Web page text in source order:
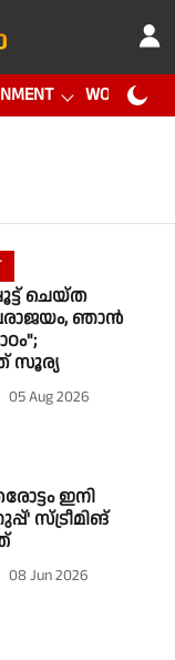
WORLD CUP
ചെയ്ത
ഞാൻ
സൂര്യ
05 Aug 2026
ഇനി
സ്ട്രീമിങ്
08 Jun 2026